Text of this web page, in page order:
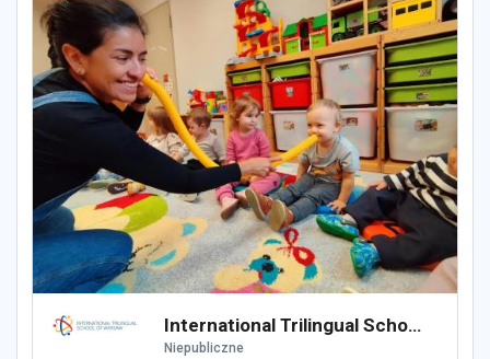
International Trilingual School of Warsaw
Niepubliczne